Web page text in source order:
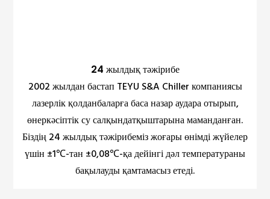
24 жылдық тәжірибе
2002 жылдан бастап TEYU S&A Chiller компаниясы
лазерлік қолданбаларға баса назар аудара отырып,
өнеркәсіптік су салқындатқыштарына маманданған.
Біздің 24 жылдық тәжірибеміз жоғары өнімді жүйелер
үшін ±1℃-тан ±0,08℃-қа дейінгі дәл температураны
бақылауды қамтамасыз етеді.